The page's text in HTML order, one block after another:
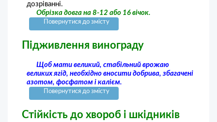
дозріванні.
Обрізка довга на 8-12 або 16 вічок.
Повернутися до змісту
Підживлення винограду
Щоб мати великий, стабільний врожаю
великих ягід, необхідно вносити добрива, збагачені
азотом, фосфатом і калієм.
Повернутися до змісту
Стійкість до хвороб і шкідників